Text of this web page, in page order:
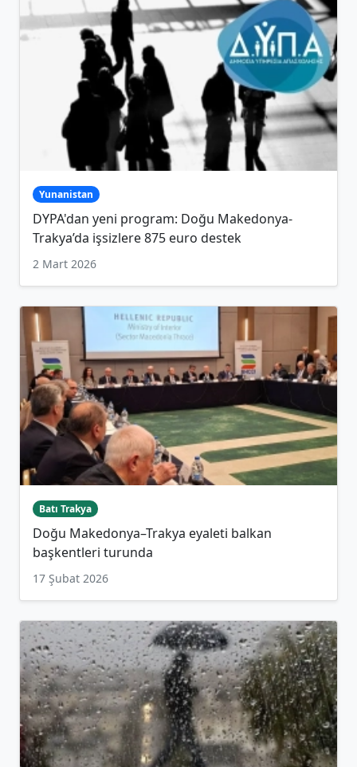
Yunanistan
DYPA'dan yeni program: Doğu Makedonya-
Trakya’da işsizlere 875 euro destek
2 Mart 2026
Batı Trakya
Doğu Makedonya–Trakya eyaleti balkan
başkentleri turunda
17 Şubat 2026